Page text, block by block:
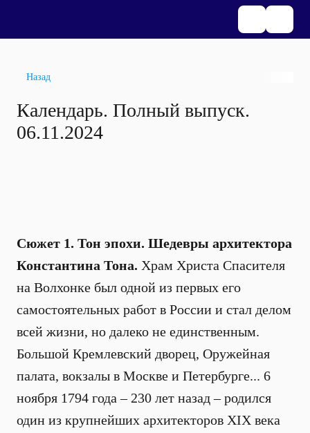
Назад
Календарь. Полный выпуск.
06.11.2024
Сюжет 1. Тон эпохи. Шедевры архитектора
Константина Тона. Храм Христа Спасителя
на Волхонке был одной из первых его
самостоятельных работ в России и стал делом
всей жизни, но далеко не единственным.
Большой Кремлевский дворец, Оружейная
палата, вокзалы в Москве и Петербурге... 6
ноября 1794 года – 230 лет назад – родился
один из крупнейших архитекторов XIX века